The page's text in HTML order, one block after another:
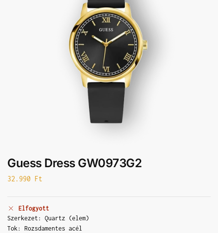
Guess Dress GW0973G2
32.990 Ft
Elfogyott
Szerkezet: Quartz (elem)
Tok: Rozsdamentes acél